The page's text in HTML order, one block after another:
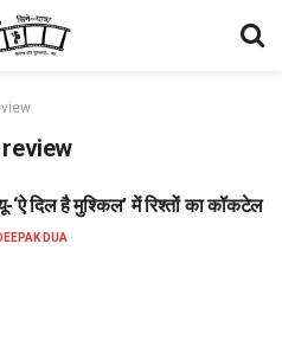
‘ऐ दिल है मुश्किल’ में रिश्तों का कॉकटेल
DUA